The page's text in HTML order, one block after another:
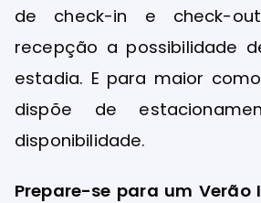
de check-in e check-
recepção a possibilidade
estadia. E para maior
dispõe de
disponibilidade.
Prepare-se para um Verão